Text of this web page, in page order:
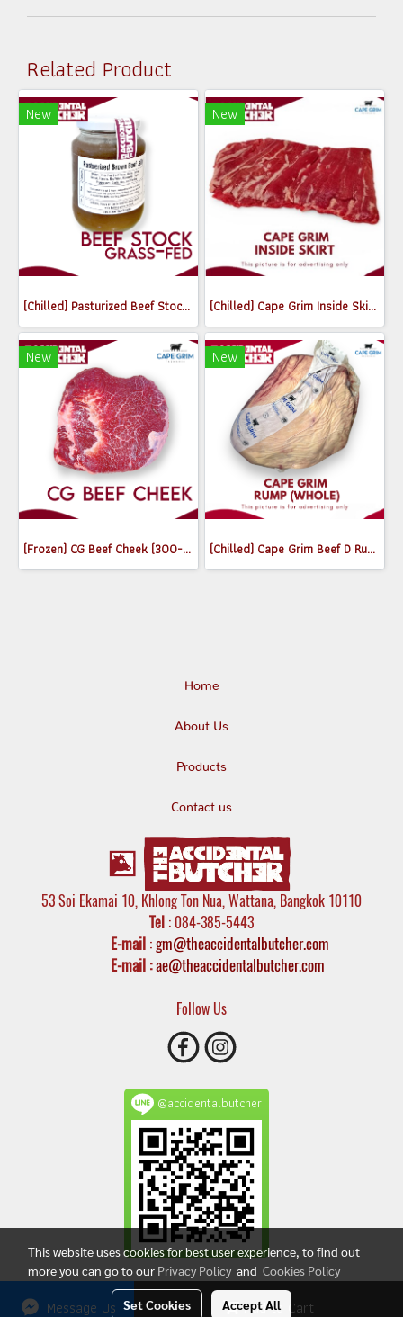
Add to Cart
Message Us
Related Product
New
(Chilled) Pasturized Beef Stock (300ml) (Jar)
New
(Chilled) Cape Grim Inside Skirt Steak (เนื้อพื้นท้องด้านใน) (300-350g)
New
(Frozen) CG Beef Cheek (300-350g)
New
(Chilled) Cape Grim Beef D Rump (Whole) MB2-3
Home
About Us
Products
Contact us
53 Soi Ekamai 10, Khlong Ton Nua, Wattana, Bangkok 10110
Tel : 084-385-5443
E-mail:gm@theaccidentalbutcher.com
E-mail :ae@theaccidentalbutcher.com
Follow Us
@accidentalbutcher
Today's visitor
This website uses cookies for best user experience, to find out
more you can go to our Privacy Policy and Cookies Policy
Set Cookies Accept All